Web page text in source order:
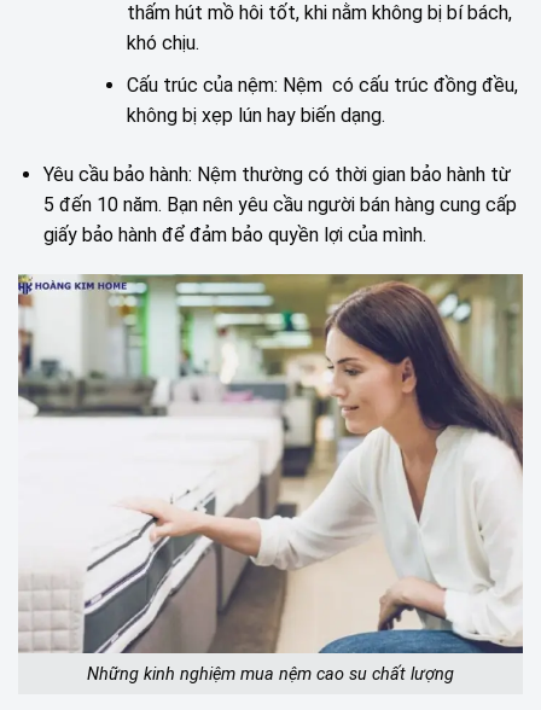
thấm hút mồ hôi tốt, khi nằm không bị bí bách,
khó chịu.
Cấu trúc của nệm: Nệm có cấu trúc đồng đều,
không bị xẹp lún hay biến dạng.
Yêu cầu bảo hành: Nệm thường có thời gian bảo hành từ
5 đến 10 năm. Bạn nên yêu cầu người bán hàng cung cấp
giấy bảo hành để đảm bảo quyền lợi của mình.
Những kinh nghiệm mua nệm cao su chất lượng